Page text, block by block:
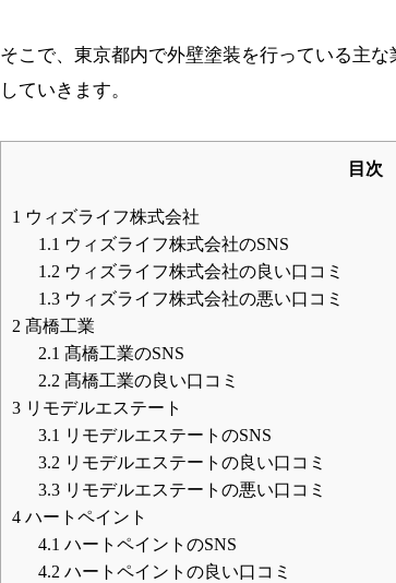
そこで、東京都内で外壁塗装を行っている主
していきます。
目次
1 ウィズライフ株式会社
1.1 ウィズライフ株式会社のSNS
1.2 ウィズライフ株式会社の良い口コミ
1.3 ウィズライフ株式会社の悪い口コミ
2 髙橋工業
2.1 髙橋工業のSNS
2.2 髙橋工業の良い口コミ
3 リモデルエステート
3.1 リモデルエステートのSNS
3.2 リモデルエステートの良い口コミ
3.3 リモデルエステートの悪い口コミ
4 ハートペイント
4.1 ハートペイントのSNS
4.2 ハートペイントの良い口コミ